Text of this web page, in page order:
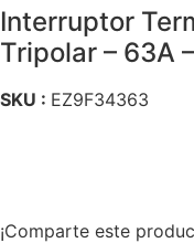
Interruptor
Tripolar – 63A
SKU : EZ9F34363
¡Comparte este